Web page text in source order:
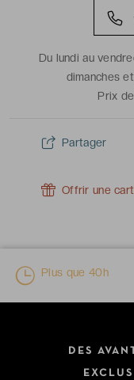
Du lundi au
dimanches
Prix
Partager
Offrir une
Plus que 40h
DES